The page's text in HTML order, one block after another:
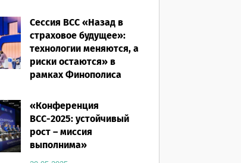
Сессия ВСС «Назад в
страховое будущее»:
технологии меняются, а
риски остаются» в
рамках Финополиса
16.03.2026
«Конференция
ВСС-2025: устойчивый
рост – миссия
выполнима»